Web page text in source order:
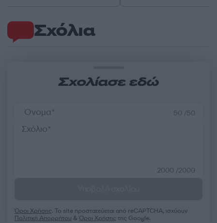
Σχόλια
Σχολίασε εδώ
50 /50
2000 /2000
Όροι Χρήσης. Το site προστατεύεται από reCAPTCHA, ισχύουν
Πολιτική Απορρήτου &Όροι Χρήσης της Google.